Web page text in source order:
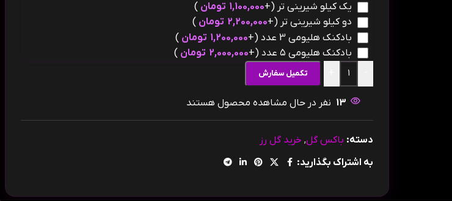
یک کیلو شیرینی تر (+
1,100,000 تومان )
دو کیلو شیرینی تر (+
2,200,000 تومان )
بادکنک هلیومی 3 عدد
(+
1,200,000 تومان )
بادکنک هلیومی ۵ عدد
(+
2,000,000 تومان )
تکمیل سفارش
13 نفر در حال مشاهده محصول هستند
دسته: باکس گل, خرید گل رز
به اشتراک بگذارید: